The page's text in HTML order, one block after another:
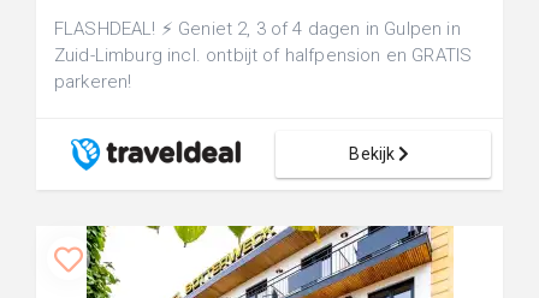
FLASHDEAL! ⚡ Geniet 2, 3 of 4 dagen in Gulpen in
Zuid-Limburg incl. ontbijt of halfpension en GRATIS
parkeren!
Bekijk